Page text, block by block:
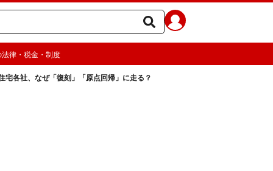
法律・税金・制度
宅各社、なぜ「復刻」「原点回帰」に走る？